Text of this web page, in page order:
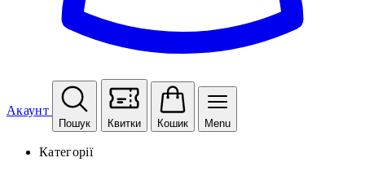
Акаунт
Пошук Квитки Кошик Menu
Категорії